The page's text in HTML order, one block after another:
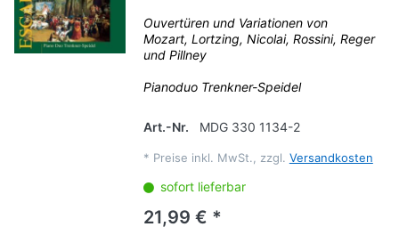
Ouvertüren und Variationen von
Mozart, Lortzing, Nicolai, Rossini, Reger
und Pillney
Pianoduo Trenkner-Speidel
Art.-Nr. MDG 330 1134-2
* Preise inkl. MwSt., zzgl. Versandkosten
sofort lieferbar
21,99 € *